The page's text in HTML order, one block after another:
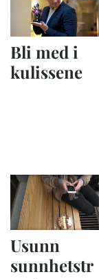
Bli med i
kulissene
Usunn
sunnhetstr